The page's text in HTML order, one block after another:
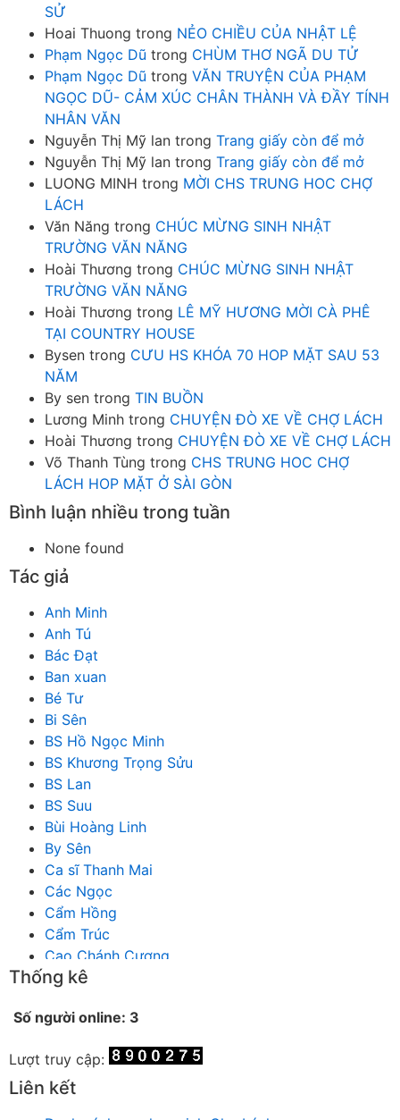
SỬ
Hoai Thuong trong NẺO CHIỀU CỦA NHẬT LỆ
Phạm Ngọc Dũ trong CHÙM THƠ NGÃ DU TỬ
Phạm Ngọc Dũ trong VĂN TRUYỆN CỦA PHẠM
NGỌC DŨ- CẢM XÚC CHÂN THÀNH VÀ ĐẦY TÍNH
NHÂN VĂN
Nguyễn Thị Mỹ lan trong Trang giấy còn để mở
Nguyễn Thị Mỹ lan trong Trang giấy còn để mở
LUONG MINH trong MỜI CHS TRUNG HOC CHỢ
LÁCH
Văn Năng trong CHÚC MỪNG SINH NHẬT
TRƯỜNG VĂN NĂNG
Hoài Thương trong CHÚC MỪNG SINH NHẬT
TRƯỜNG VĂN NĂNG
Hoài Thương trong LÊ MỸ HƯƠNG MỜI CÀ PHÊ
TẠI COUNTRY HOUSE
Bysen trong CƯU HS KHÓA 70 HOP MẶT SAU 53
NĂM
By sen trong TIN BUỒN
Lương Minh trong CHUYỆN ĐÒ XE VỀ CHỢ LÁCH
Hoài Thương trong CHUYỆN ĐÒ XE VỀ CHỢ LÁCH
Võ Thanh Tùng trong CHS TRUNG HOC CHỢ
LÁCH HOP MẶT Ở SÀI GÒN
Bình luận nhiều trong tuần
None found
Tác giả
Anh Minh
Anh Tú
Bác Đạt
Ban xuan
Bé Tư
Bi Sên
BS Hồ Ngọc Minh
BS Khương Trọng Sửu
BS Lan
BS Suu
Bùi Hoàng Linh
By Sên
Ca sĩ Thanh Mai
Các Ngọc
Cẩm Hồng
Cẩm Trúc
Cao Chánh Cương
Cao Nhật Quyên
Chích Chị
Chu Trầm Nguyên Minh
Cò Bằng
Thống kê
Số người online: 3
Lượt truy cập:
Liên kết